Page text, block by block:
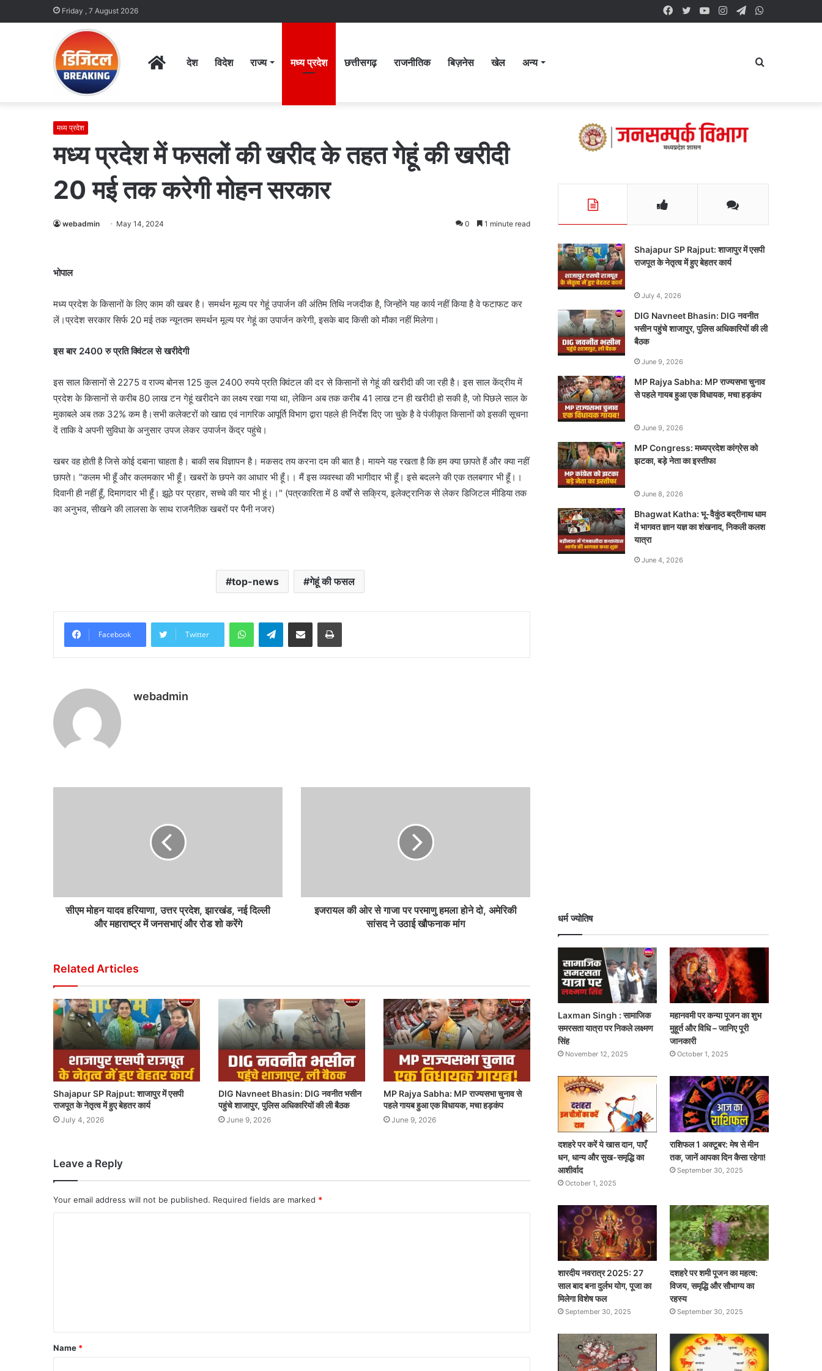
Friday , 7 August 2026 Telegram
Instagram
YouTube
Twitter
Facebook
Homeदेश विदेश राज्य मध्य प्रदेश छत्तीसगढ़ राजनीतिक बिज़नेस खेल अन्य Search
मध्य प्रदेश
मध्य प्रदेश में फसलों की खरीद के तहत गेहूं की खरीदी
20 मई तक करेगी मोहन सरकार
webadmin May 14, 2024 0 1 minute read
भोपाल
मध्य प्रदेश के किसानों के लिए काम की खबर है। समर्थन मूल्य पर गेहूं उपार्जन की अंतिम तिथि नजदीक है, जिन्होंने यह कार्य नहीं किया है वे फटाफट कर
लें।प्रदेश सरकार सिर्फ 20 मई तक न्यूनतम समर्थन मूल्य पर गेहूं का उपार्जन करेगी, इसके बाद किसी को मौका नहीं मिलेगा।
इस बार 2400 रु प्रति क्विंटल से खरीदेगी
इस साल किसानों से 2275 व राज्य बोनस 125 कुल 2400 रुपये प्रति क्विंटल की दर से किसानों से गेहूं की खरीदी की जा रही है। इस साल केंद्रीय में
प्रदेश के किसानों से करीब 80 लाख टन गेहूं खरीदने का लक्ष्य रखा गया था, लेकिन अब तक करीब 41 लाख टन ही खरीदी हो सकी है, जो पिछले साल के
मुकाबले अब तक 32% कम है।सभी कलेक्टरों को खाद्य एवं नागरिक आपूर्ति विभाग द्वारा पहले ही निर्देश दिए जा चुके है वे पंजीकृत किसानों को इसकी सूचना
दें ताकि वे अपनी सुविधा के अनुसार उपज लेकर उपार्जन केंद्र पहुंचे।
खबर वह होती है जिसे कोई दबाना चाहता है। बाकी सब विज्ञापन है। मकसद तय करना दम की बात है। मायने यह रखता है कि हम क्या छापते हैं और क्या नहीं
छापते। "कलम भी हूँ और कलमकार भी हूँ। खबरों के छपने का आधार भी हूँ।। मैं इस व्यवस्था की भागीदार भी हूँ। इसे बदलने की एक तलबगार भी हूँ।।
दिवानी ही नहीं हूँ, दिमागदार भी हूँ। झूठे पर प्रहार, सच्चे की यार भी हूं।।" (पत्रकारिता में 8 वर्षों से सक्रिय, इलेक्ट्रानिक से लेकर डिजिटल मीडिया तक
का अनुभव, सीखने की लालसा के साथ राजनैतिक खबरों पर पैनी नजर)
top-news गेहूं की फसल
Facebook Twitter
WhatsAppTelegramShare via Email Print
webadmin
सीएम मोहन यादव हरियाणा, उत्तर प्रदेश, झारखंड, नई दिल्ली
और महाराष्ट्र में जनसभाएं और रोड शो करेंगे
इजरायल की ओर से गाजा पर परमाणु हमला होने दो, अमेरिकी
सांसद ने उठाई खौफनाक मांग
Related Articles
Shajapur SP Rajput: शाजापुर में एसपी
राजपूत के नेतृत्व में हुए बेहतर कार्य
July 4, 2026
DIG Navneet Bhasin: DIG नवनीत भसीन
पहुंचे शाजापुर, पुलिस अधिकारियों की ली बैठक
June 9, 2026
MP Rajya Sabha: MP राज्यसभा चुनाव से
पहले गायब हुआ एक विधायक, मचा हड़कंप
June 9, 2026
Leave a Reply
Your email address will not be published. Required fields are marked *
Name *
Shajapur SP Rajput: शाजापुर में एसपी
राजपूत के नेतृत्व में हुए बेहतर कार्य
July 4, 2026
DIG Navneet Bhasin: DIG नवनीत
भसीन पहुंचे शाजापुर, पुलिस अधिकारियों की ली
बैठक
June 9, 2026
MP Rajya Sabha: MP राज्यसभा चुनाव
से पहले गायब हुआ एक विधायक, मचा हड़कंप
June 9, 2026
MP Congress: मध्यप्रदेश कांग्रेस को
झटका, बड़े नेता का इस्तीफा
June 8, 2026
Bhagwat Katha: भू-वैकुंठ बद्रीनाथ धाम
में भागवत ज्ञान यज्ञ का शंखनाद, निकली कलश
यात्रा
June 4, 2026
धर्म ज्योतिष
Laxman Singh : सामाजिक
समरसता यात्रा पर निकले लक्ष्मण
सिंह
November 12, 2025
महानवमी पर कन्या पूजन का शुभ
मुहूर्त और विधि – जानिए पूरी
जानकारी
October 1, 2025
दशहरे पर करें ये खास दान, पाएँ
धन, धान्य और सुख-समृद्धि का
आशीर्वाद
October 1, 2025
राशिफल 1 अक्टूबर: मेष से मीन
तक, जानें आपका दिन कैसा रहेगा!
September 30, 2025
शारदीय नवरात्र 2025: 27
साल बाद बना दुर्लभ योग, पूजा का
मिलेगा विशेष फल
September 30, 2025
दशहरे पर शमी पूजन का महत्व:
विजय, समृद्धि और सौभाग्य का
रहस्य
September 30, 2025